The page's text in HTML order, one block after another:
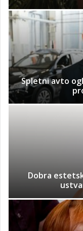
Spletni avto
Dobra